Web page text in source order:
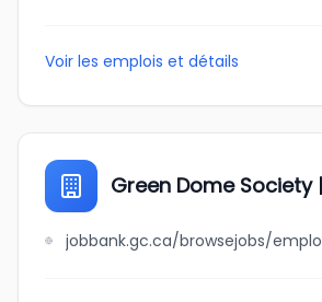
Voir les emplois et détails
Green Dome